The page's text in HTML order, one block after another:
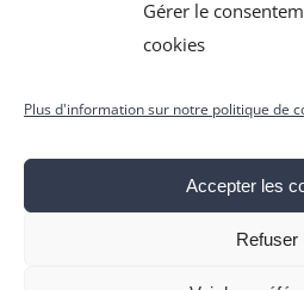
Gérer le
cookies
Plus d'information sur notre politique de
Accepter les
Refuser
© Copyright2026 | Produit par
réservés